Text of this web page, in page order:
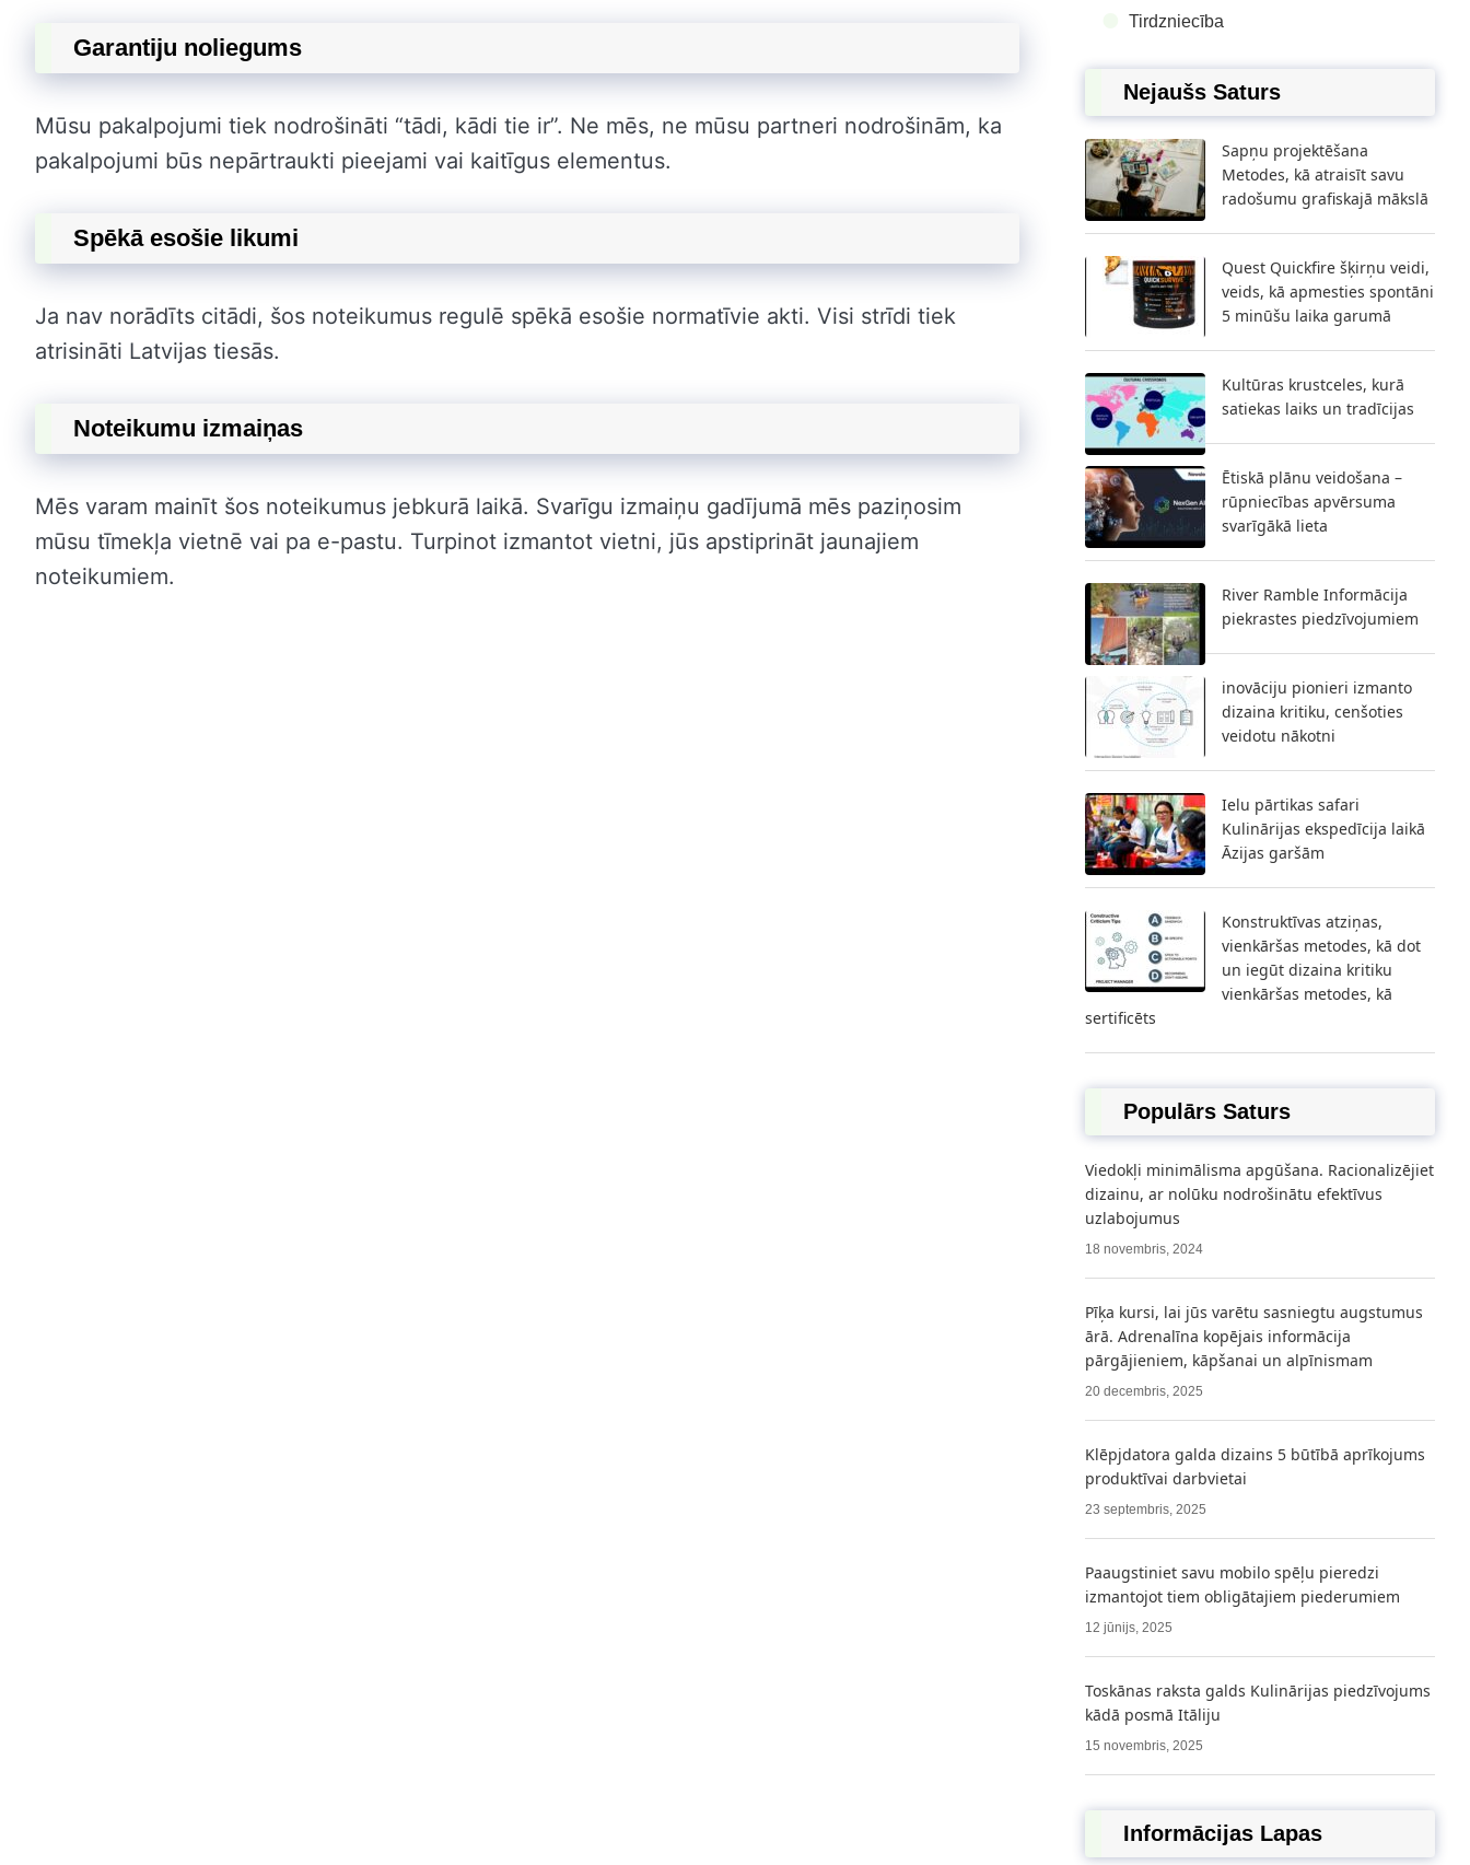
Garantiju noliegums
Mūsu pakalpojumi tiek nodrošināti “tādi, kādi tie ir”. Ne mēs, ne mūsu partneri nodrošinām, ka
pakalpojumi būs nepārtraukti pieejami vai kaitīgus elementus.
Spēkā esošie likumi
Ja nav norādīts citādi, šos noteikumus regulē spēkā esošie normatīvie akti. Visi strīdi tiek
atrisināti Latvijas tiesās.
Noteikumu izmaiņas
Mēs varam mainīt šos noteikumus jebkurā laikā. Svarīgu izmaiņu gadījumā mēs paziņosim
mūsu tīmekļa vietnē vai pa e-pastu. Turpinot izmantot vietni, jūs apstiprināt jaunajiem
noteikumiem.
Tirdzniecība
Nejaušs Saturs
Sapņu projektēšana
Metodes, kā atraisīt savu
radošumu grafiskajā mākslā
Quest Quickfire šķirņu veidi,
veids, kā apmesties spontāni
5 minūšu laika garumā
Kultūras krustceles, kurā
satiekas laiks un tradīcijas
Ētiskā plānu veidošana –
rūpniecības apvērsuma
svarīgākā lieta
River Ramble Informācija
piekrastes piedzīvojumiem
inovāciju pionieri izmanto
dizaina kritiku, cenšoties
veidotu nākotni
Ielu pārtikas safari
Kulinārijas ekspedīcija laikā
Āzijas garšām
Konstruktīvas atziņas,
vienkāršas metodes, kā dot
un iegūt dizaina kritiku
vienkāršas metodes, kā
sertificēts
Populārs Saturs
Viedokļi minimālisma apgūšana. Racionalizējiet
dizainu, ar nolūku nodrošinātu efektīvus
uzlabojumus
18 novembris, 2024
Pīķa kursi, lai jūs varētu sasniegtu augstumus
ārā. Adrenalīna kopējais informācija
pārgājieniem, kāpšanai un alpīnismam
20 decembris, 2025
Klēpjdatora galda dizains 5 būtībā aprīkojums
produktīvai darbvietai
23 septembris, 2025
Paaugstiniet savu mobilo spēļu pieredzi
izmantojot tiem obligātajiem piederumiem
12 jūnijs, 2025
Toskānas raksta galds Kulinārijas piedzīvojums
kādā posmā Itāliju
15 novembris, 2025
Informācijas Lapas